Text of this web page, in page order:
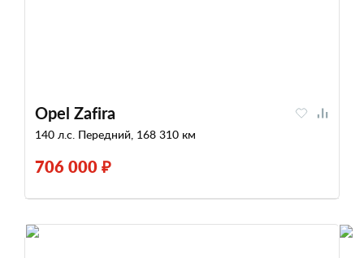
Opel Zafira
140 л.с. Передний, 168 310 км
706 000 ₽